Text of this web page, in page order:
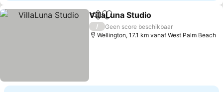
DelenToevoegen aan favorieten
VillaLuna Studio
/
Geen score beschikbaar
Wellington, 17.1 km vanaf West Palm Beach